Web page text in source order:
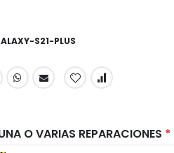
S21-PLUS
O VARIAS REPARACIONES